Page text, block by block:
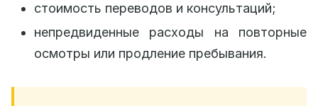
стоимость переводов и консультаций;
непредвиденные расходы на повторные
осмотры или продление пребывания.